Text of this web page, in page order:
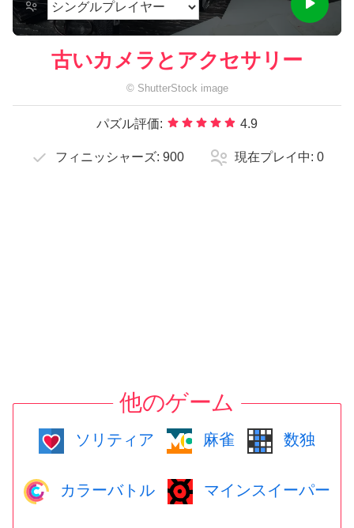
古いカメラとアクセサリー
© ShutterStock image
パズル評価: 4.9
フィニッシャーズ: 900 現在プレイ中: 0
他のゲーム
ソリティア 麻雀 数独
カラーバトル マインスイーパー